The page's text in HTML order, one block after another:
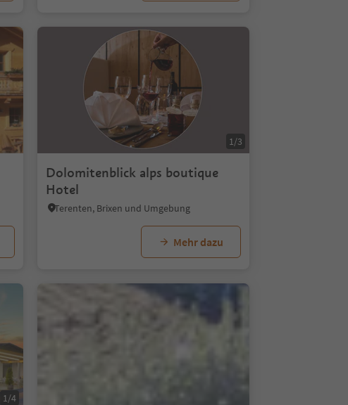
1/3
Dolomitenblick alps boutique
Hotel
Terenten, Brixen und Umgebung
Mehr dazu
1/4